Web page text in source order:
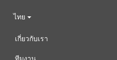
ไทย
เกี่ยวกับเรา